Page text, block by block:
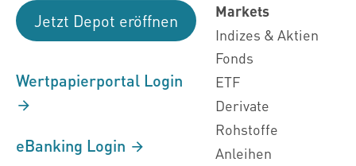
Jetzt Depot eröffnen
Wertpapierportal Login
eBanking Login
Markets
Indizes & Aktien
Fonds
ETF
Derivate
Rohstoffe
Anleihen